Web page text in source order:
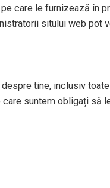
care le furnizează în
sitului web pot
tine, inclusiv
suntem obligați să